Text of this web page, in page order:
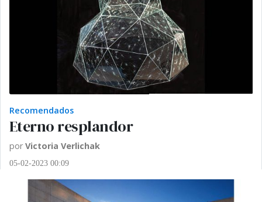
Recomendados
Eterno resplandor
porVictoria Verlichak
05-02-2023 00:09